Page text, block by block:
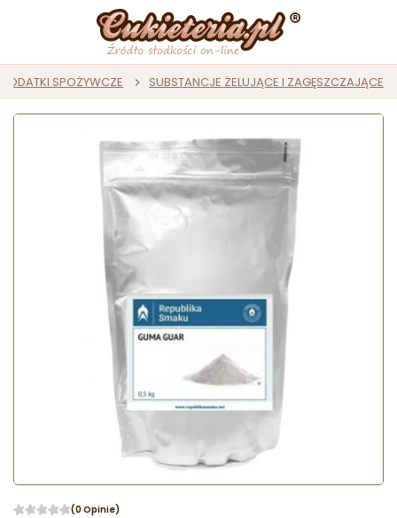
DODATKI SPOŻYWCZE SUBSTANCJE ŻELUJĄCE I ZAGĘSZCZAJĄCE
(0 Opinie)